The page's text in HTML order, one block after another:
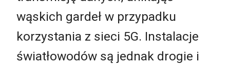
wąskich gardeł w przypadku
korzystania z sieci 5G. Instalacje
światłowodów są jednak drogie i